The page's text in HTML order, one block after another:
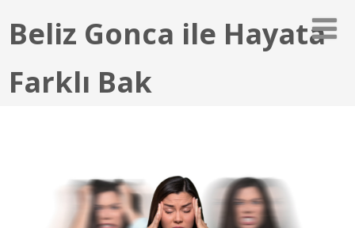
Beliz Gonca ile Hayata
Farklı Bak